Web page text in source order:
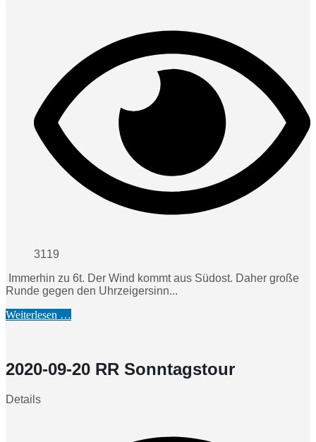
3119
Immerhin zu 6t. Der Wind kommt aus Südost. Daher große
Runde gegen den Uhrzeigersinn...
Weiterlesen …
2020-09-20 RR Sonntagstour
Details